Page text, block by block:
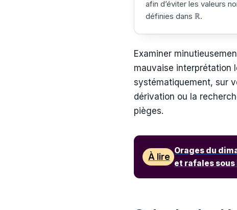
afin d’éviter les valeurs
définies dans ℝ.
Examiner
mauvaise interprétation
systématiquement, sur
dérivation ou la
pièges.
À lire
Orages du
et rafales